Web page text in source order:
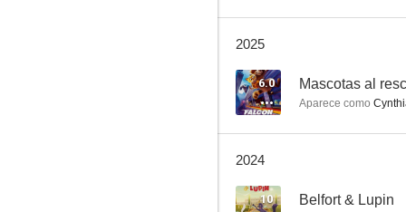
2025
6.0 Mascotas al
Aparece como
2024
10 Belfort & Lupin